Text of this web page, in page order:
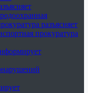
разъясняет
прокуратура